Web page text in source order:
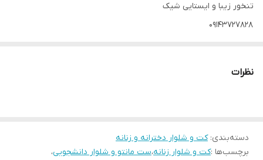
تنخور زیبا و ایستایی شیک
محصول وجود دارد. این سایت فقط امکان تعویض سایز دارد و مرجوع
نظرات
دسته‌بندی:کت و شلوار دخترانه و زنانه
برچسب‌ها :کت و شلوار زنانه،ست مانتو و شلوار دانشجویی،